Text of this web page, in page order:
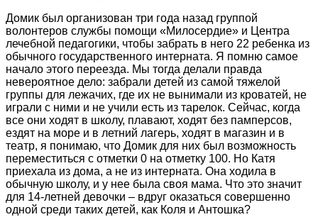
Домик был организован три года назад группой
волонтеров службы помощи «Милосердие» и Центра
лечебной педагогики, чтобы забрать в него 22 ребенка из
обычного государственного интерната. Я помню самое
начало этого переезда. Мы тогда делали правда
невероятное дело: забрали детей из самой тяжелой
группы для лежачих, где их не вынимали из кроватей, не
играли с ними и не учили есть из тарелок. Сейчас, когда
все они ходят в школу, плавают, ходят без памперсов,
ездят на море и в летний лагерь, ходят в магазин и в
театр, я понимаю, что Домик для них был возможность
переместиться с отметки 0 на отметку 100. Но Катя
приехала из дома, а не из интерната. Она ходила в
обычную школу, и у нее была своя мама. Что это значит
для 14-летней девочки – вдруг оказаться совершенно
одной среди таких детей, как Коля и Антошка?